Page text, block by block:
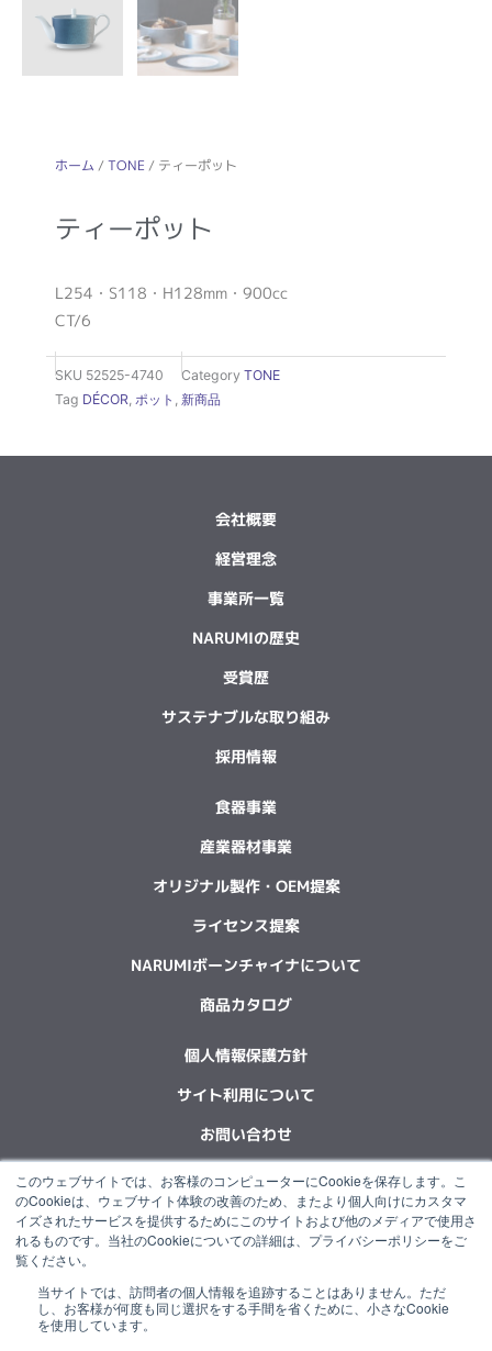
このウェブサイトでは、お客様のコンピューターにCookieを保存します。こ
のCookieは、ウェブサイト体験の改善のため、またより個人向けにカスタマ
イズされたサービスを提供するためにこのサイトおよび他のメディアで使用さ
れるものです。当社のCookieについての詳細は、プライバシーポリシーをご
覧ください。
当サイトでは、訪問者の個人情報を追跡することはありません。ただ
し、お客様が何度も同じ選択をする手間を省くために、小さなCookie
を使用しています。
ホーム /TONE / ティーポット
ティーポット
L254・S118・H128mm・900cc
CT/6
SKU 52525-4740 Category TONE
Tag DÉCOR ポット 新商品
会社概要
経営理念
事業所一覧
NARUMIの歴史
受賞歴
サステナブルな取り組み
採用情報
食器事業
産業器材事業
オリジナル製作・OEM提案
ライセンス提案
NARUMIボーンチャイナについて
商品カタログ
個人情報保護方針
サイト利用について
お問い合わせ
F
a
c
e
b
o
o
k
L
i
n
k
d
i
n
X
-
t
w
t
t
Y
o
u
t
b
e
I
n
s
t
g
r
I
n
s
t
g
r
“NARUMI”は石塚硝子グループの一員です。